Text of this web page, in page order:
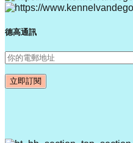
德高通訊